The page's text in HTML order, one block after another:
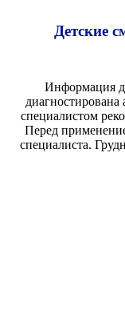
Детские
Информация
диагностирована
специалистом
Перед
специалиста.